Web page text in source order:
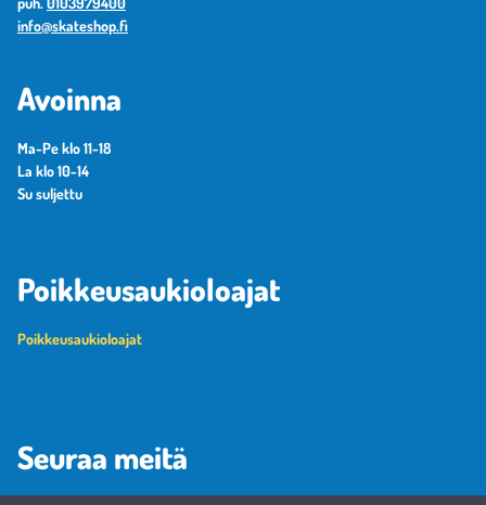
info@skateshop.fi
Avoinna
Ma-Pe klo 11-18
La klo 10-14
Su suljettu
Poikkeusaukioloajat
Poikkeusaukioloajat
Seuraa meitä